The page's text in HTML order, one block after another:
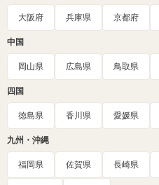
大阪府 兵庫県 京都府
中国
岡山県 広島県 鳥取県
四国
徳島県 香川県 愛媛県
九州・沖縄
福岡県 佐賀県 長崎県